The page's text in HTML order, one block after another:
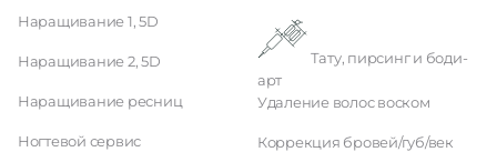
Наращивание 1, 5D
Наращивание 2, 5D
Наращивание ресниц
Ногтевой сервис
арт
Удаление волос воском
Коррекция бровей/губ/век